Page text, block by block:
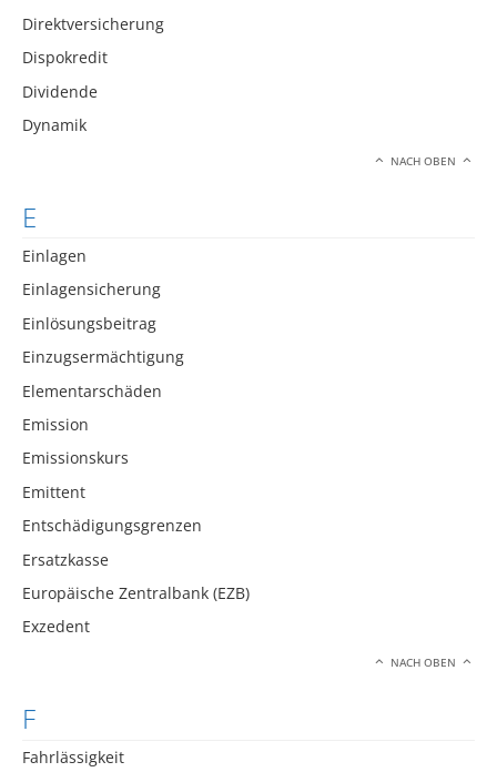
Direktversicherung
Dispokredit
Dividende
Dynamik
NACH OBEN
E
Einlagen
Einlagensicherung
Einlösungsbeitrag
Einzugsermächtigung
Elementarschäden
Emission
Emissionskurs
Emittent
Entschädigungsgrenzen
Ersatzkasse
Europäische Zentralbank (EZB)
Exzedent
NACH OBEN
F
Fahrlässigkeit